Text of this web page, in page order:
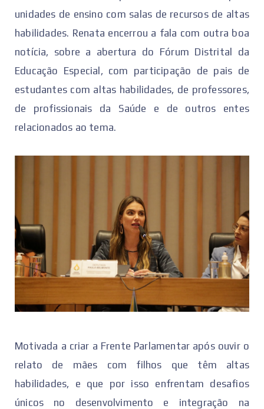
unidades de ensino com salas de recursos de altas
habilidades. Renata encerrou a fala com outra boa
notícia, sobre a abertura do Fórum Distrital da
Educação Especial, com participação de pais de
estudantes com altas habilidades, de professores,
de profissionais da Saúde e de outros entes
relacionados ao tema.
Motivada a criar a Frente Parlamentar após ouvir o
relato de mães com filhos que têm altas
habilidades, e que por isso enfrentam desafios
únicos no desenvolvimento e integração na